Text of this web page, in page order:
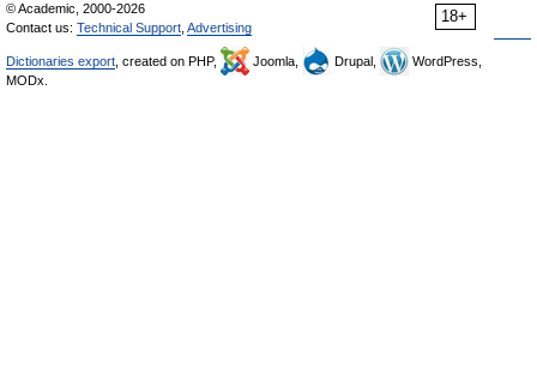
18+
© Academic, 2000-2026
Contact us: Technical Support Advertising
Dictionaries export , created on PHP, Joomla, Drupal,
WordPress,
MODx.